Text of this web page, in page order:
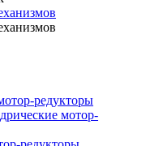
редукторы
мотор-